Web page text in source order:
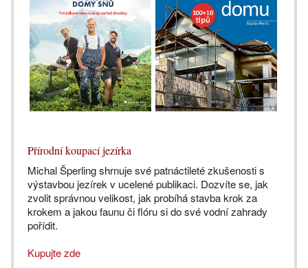
Přírodní koupací jezírka
Michal Šperling shrnuje své patnáctileté zkušenosti s
výstavbou jezírek v ucelené publikaci. Dozvíte se, jak
zvolit správnou velikost, jak probíhá stavba krok za
krokem a jakou faunu či flóru si do své vodní zahrady
pořídit.
Kupujte zde